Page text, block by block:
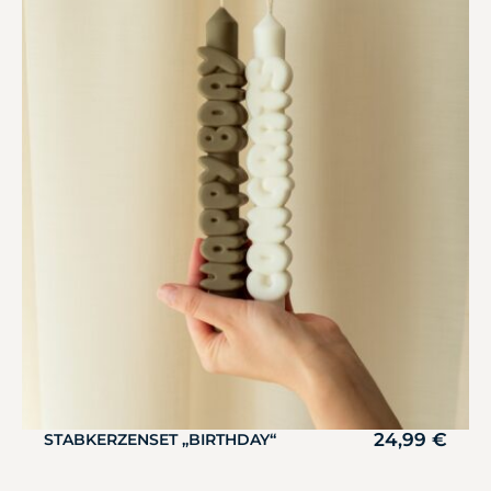
STABKERZENSET „BIRTHDAY“ 24,99 €